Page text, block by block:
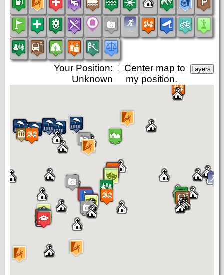
Center map to
my position.
Your Position:
Unknown